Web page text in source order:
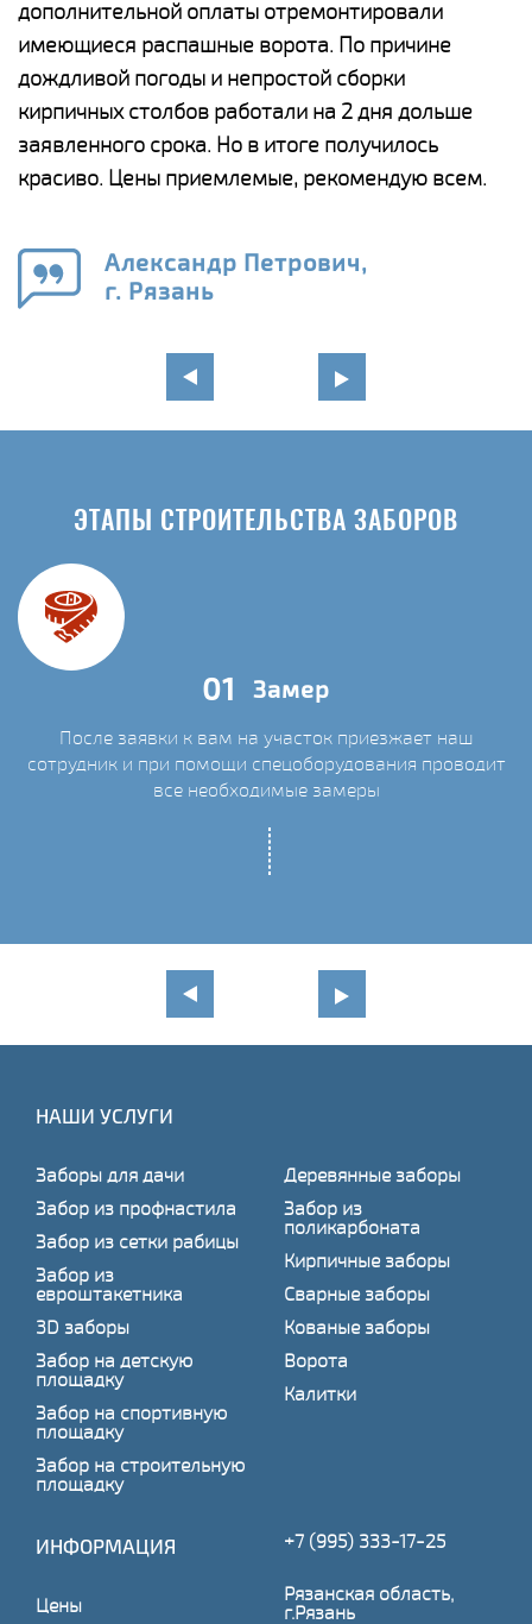
дополнительной оплаты отремонтировали
имеющиеся распашные ворота. По причине
дождливой погоды и непростой сборки
кирпичных столбов работали на 2 дня дольше
заявленного срока. Но в итоге получилось
красиво. Цены приемлемые, рекомендую всем.
Александр Петрович,
г. Рязань
ЭТАПЫ СТРОИТЕЛЬСТВА ЗАБОРОВ
01 Замер
После заявки к вам на участок приезжает наш
сотрудник и при помощи спецоборудования проводит
все необходимые замеры
НАШИ УСЛУГИ
Заборы для дачи
Забор из профнастила
Забор из сетки рабицы
Забор из
евроштакетника
3D заборы
Забор на детскую
площадку
Забор на спортивную
площадку
Забор на строительную
площадку
Деревянные заборы
Забор из
поликарбоната
Кирпичные заборы
Сварные заборы
Кованые заборы
Ворота
Калитки
ИНФОРМАЦИЯ
Цены
+7 (995) 333-17-25
Рязанская область,
г.Рязань